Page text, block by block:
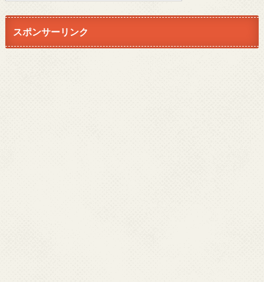
スポンサーリンク